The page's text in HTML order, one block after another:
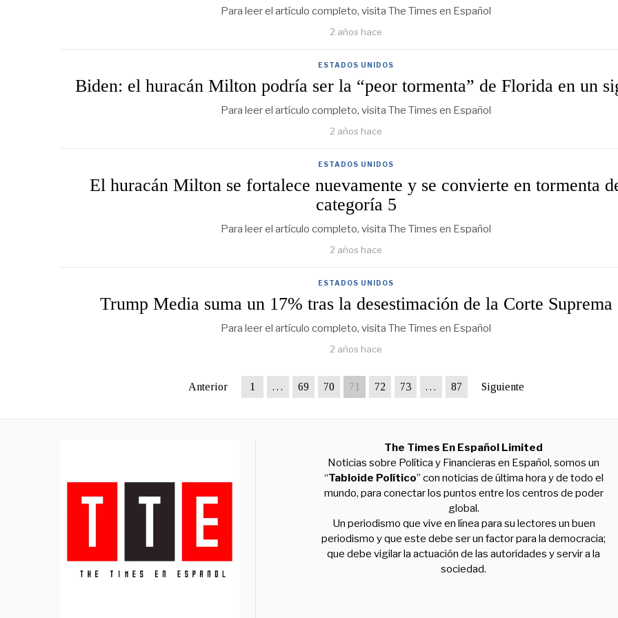
Para leer el artículo completo, visita The Times en Español
2 años hace
ESTADOS UNIDOS
Biden: el huracán Milton podría ser la “peor tormenta” de Florida en un
Para leer el artículo completo, visita The Times en Español
2 años hace
ESTADOS UNIDOS
El huracán Milton se fortalece nuevamente y se convierte en tormenta
categoría 5
Para leer el artículo completo, visita The Times en Español
2 años hace
ESTADOS UNIDOS
Trump Media suma un 17% tras la desestimación de la Corte Suprema
Para leer el artículo completo, visita The Times en Español
2 años hace
Anterior 1 … 69 70 71 72 73 … 87 Siguiente
The Times En Español Limited
Noticias sobre Política y Financieras en Español, somos un
“Tabloide Político” con noticias de última hora y de todo el
mundo, para conectar los puntos entre los centros de poder
global.
Un periodismo que vive en línea para su lectores un buen
periodismo y que este debe ser un factor para la democracia;
que debe vigilar la actuación de las autoridades y servir a la
sociedad.